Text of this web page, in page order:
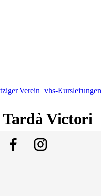
Verein vhs-Kursleitungen
Tardà Victori